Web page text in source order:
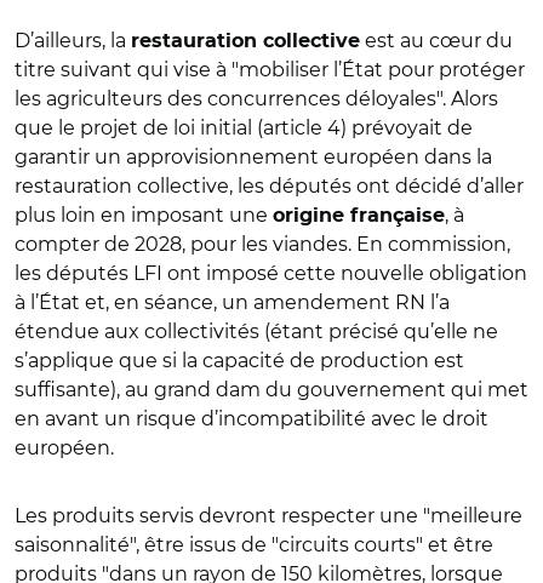
D’ailleurs, la restauration collective est au cœur du
titre suivant qui vise à "mobiliser l’État pour protéger
les agriculteurs des concurrences déloyales". Alors
que le projet de loi initial (article 4) prévoyait de
garantir un approvisionnement européen dans la
restauration collective, les députés ont décidé d’aller
plus loin en imposant une origine française, à
compter de 2028, pour les viandes. En commission,
les députés LFI ont imposé cette nouvelle obligation
à l’État et, en séance, un amendement RN l’a
étendue aux collectivités (étant précisé qu’elle ne
s’applique que si la capacité de production est
suffisante), au grand dam du gouvernement qui met
en avant un risque d’incompatibilité avec le droit
européen.
Les produits servis devront respecter une "meilleure
saisonnalité", être issus de "circuits courts" et être
produits "dans un rayon de 150 kilomètres, lorsque